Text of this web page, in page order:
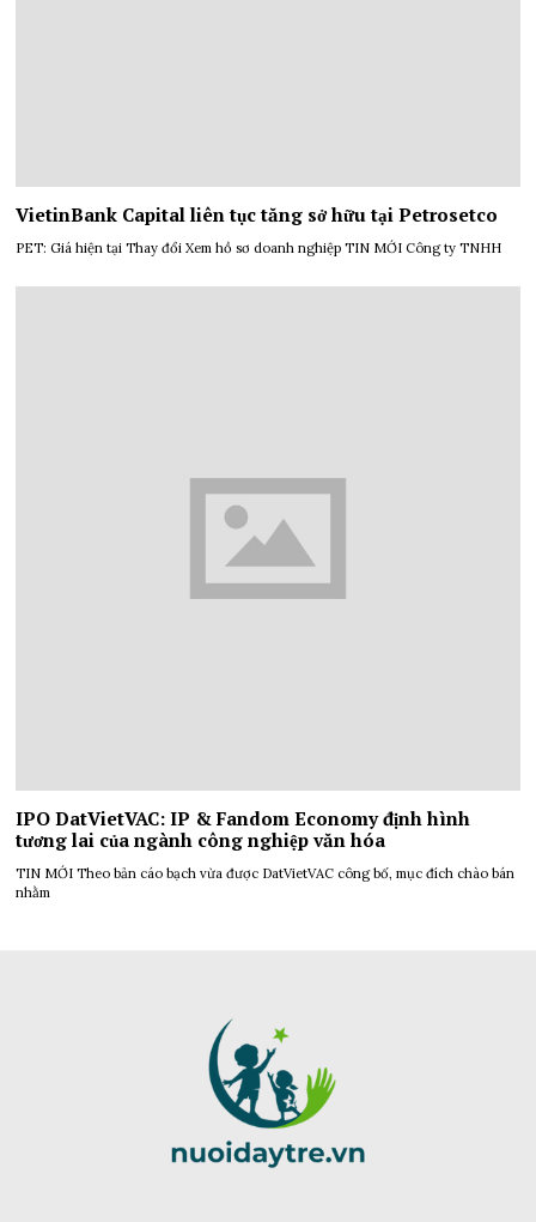
VietinBank Capital liên tục tăng sở hữu tại Petrosetco
PET: Giá hiện tại Thay đổi Xem hồ sơ doanh nghiệp TIN MỚI Công ty TNHH
IPO DatVietVAC: IP & Fandom Economy định hình
tương lai của ngành công nghiệp văn hóa
TIN MỚI Theo bản cáo bạch vừa được DatVietVAC công bố, mục đích chào bán
nhằm